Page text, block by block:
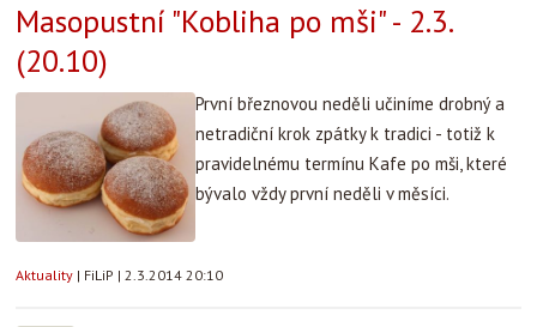
Masopustní "Kobliha po mši" - 2.3.
(20.10)
První březnovou neděli učiníme drobný a
netradiční krok zpátky k tradici - totiž k
pravidelnému termínu Kafe po mši, které
bývalo vždy první neděli v měsíci.
Aktuality | FiLiP | 2.3.2014 20:10